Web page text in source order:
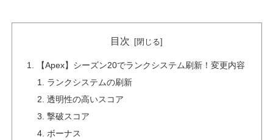
目次
【Apex】シーズン20でランクシステム刷新！変更内容
ランクシステムの刷新
透明性の高いスコア
撃破スコア
ボーナス